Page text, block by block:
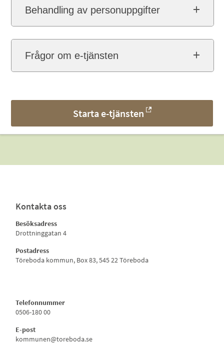
Behandling av personuppgifter
Frågor om e-tjänsten
Starta e-tjänsten
Kontakta oss
Besöksadress
Drottninggatan 4
Postadress
Töreboda kommun, Box 83, 545 22 Töreboda
Telefonnummer
0506-180 00
E-post
kommunen@toreboda.se